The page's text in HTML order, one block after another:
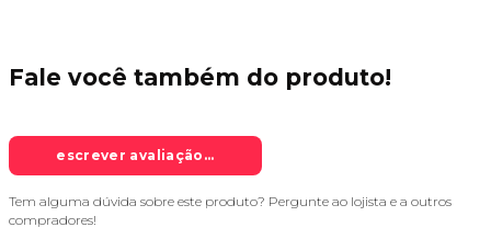
Fale você também do produto!
escrever avaliação...
Tem alguma dúvida sobre este produto? Pergunte ao lojista e a outros
compradores!